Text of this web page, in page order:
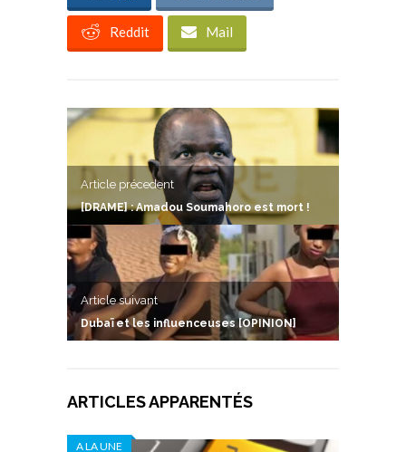
Reddit Mail
Article précedent
[DRAME] : Amadou Soumahoro est mort !
Article suivant
Dubaï et les influenceuses [OPINION]
ARTICLES APPARENTÉS
A LA UNE